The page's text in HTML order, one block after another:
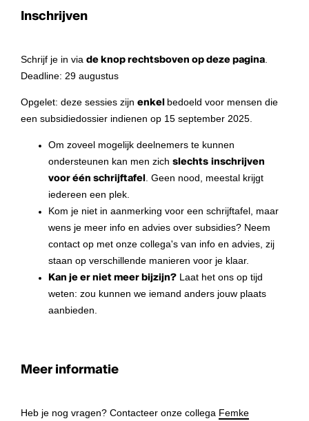
Inschrijven
Schrijf je in via de knop rechtsboven op deze pagina.
Deadline: 29 augustus
Opgelet: deze sessies zijn enkel
bedoeld voor mensen die
een subsidiedossier indienen op 15 september 2025.
Om zoveel mogelijk deelnemers te kunnen
ondersteunen kan men zich slechts inschrijven
voor één schrijftafel . Geen nood, meestal krijgt
iedereen een plek.
Kom je niet in aanmerking voor een schrijftafel, maar
wens je meer info en advies over subsidies? Neem
contact op met onze collega's van info en advies, zij
staan op verschillende manieren voor je klaar.
Kan je er niet meer bijzijn? Laat het ons op tijd
weten: zou kunnen we iemand anders jouw plaats
aanbieden.
Meer informatie
Heb je nog vragen? Contacteer onze collega Femke